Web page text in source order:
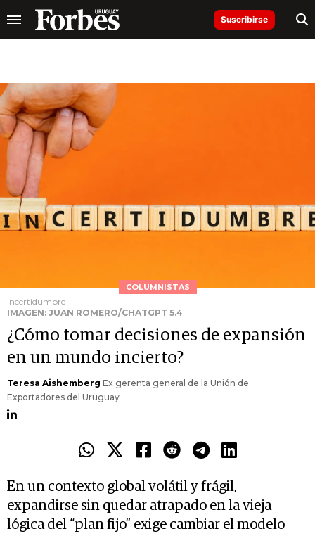
Suscribirse
COLUMNISTAS
Incertidumbre
IMAGEN: JUAN ROMERO/CHATGPT 5.4
¿Cómo tomar decisiones de expansión
en un mundo incierto?
Teresa Aishemberg Ex gerenta general de la Unión de
Exportadores del Uruguay
En un contexto global volátil y frágil,
expandirse sin quedar atrapado en la vieja
lógica del “plan fijo” exige cambiar el modelo